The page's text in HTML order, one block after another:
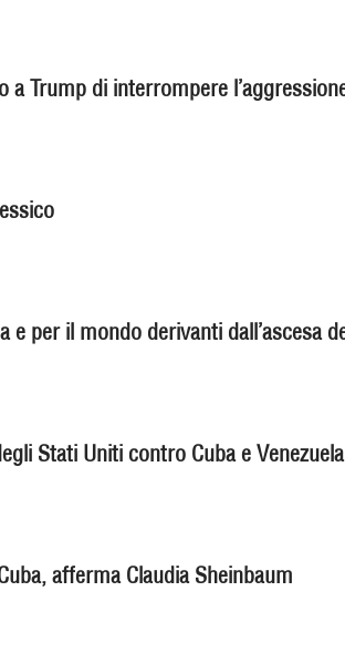
Trump di interrompere
e per il mondo derivanti dall’ascesa
Stati Uniti contro Cuba e Venezuela
afferma Claudia Sheinbaum